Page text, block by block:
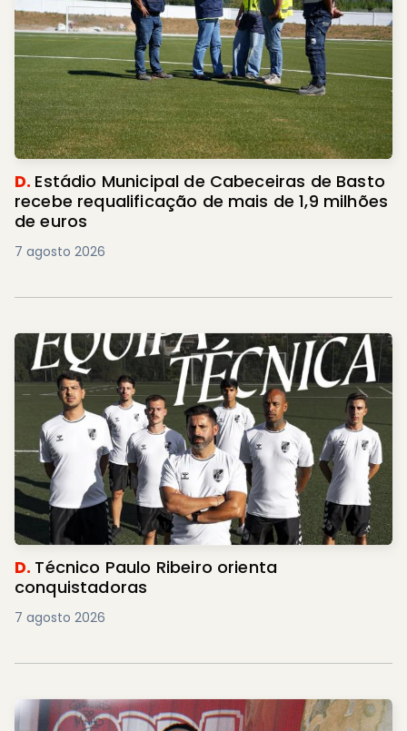
D. Estádio Municipal de Cabeceiras de Basto
recebe requalificação de mais de 1,9 milhões
de euros
7 agosto 2026
D. Técnico Paulo Ribeiro orienta
conquistadoras
7 agosto 2026